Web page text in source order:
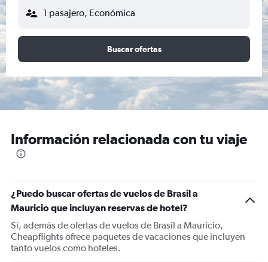
1 pasajero, Económica
Buscar ofertas
Información relacionada con tu viaje
¿Puedo buscar ofertas de vuelos de Brasil a
Mauricio que incluyan reservas de hotel?
Sí, además de ofertas de vuelos de Brasil a Mauricio,
Cheapflights ofrece paquetes de vacaciones que incluyen
tanto vuelos como hoteles.